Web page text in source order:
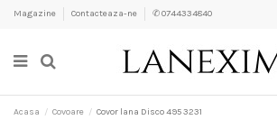
Magazine Contacteaza-ne ✆ 0744334840
Acasa Covoare Covor lana Disco 495 3231